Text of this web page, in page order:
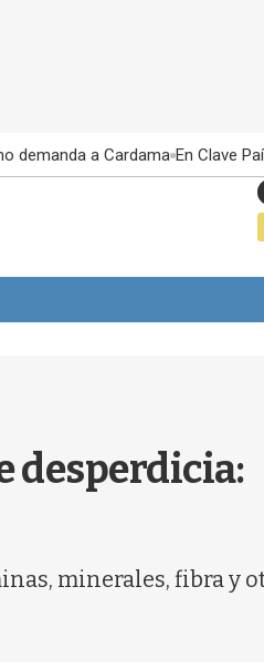
demanda a Cardama En Clave
desperdicia:
minerales, fibra